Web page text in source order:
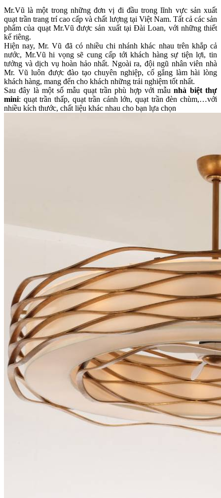
Mr.Vũ là một trong những đơn vị đi đầu trong lĩnh vực sản xuất
quạt trần trang trí cao cấp và chất lượng tại Việt Nam. Tất cả các sản
phẩm của quạt Mr.Vũ được sản xuất tại Đài Loan, với những thiết
kế riêng.
Hiện nay, Mr. Vũ đã có nhiều chi nhánh khác nhau trên khắp cả
nước, Mr.Vũ hi vọng sẽ cung cấp tới khách hàng sự tiện lợi, tin
tưởng và dịch vụ hoàn hảo nhất. Ngoài ra, đội ngũ nhân viên nhà
Mr. Vũ luôn được đào tạo chuyên nghiệp, cố gắng làm hài lòng
khách hàng, mang đến cho khách những trải nghiệm tốt nhất.
Sau đây là một số mẫu quạt trần phù hợp với mẫunhà biệt thự
mini: quạt trần thấp, quạt trần cánh lớn, quạt trần đèn chùm,…với
nhiều kích thước, chất liệu khác nhau cho bạn lựa chọn